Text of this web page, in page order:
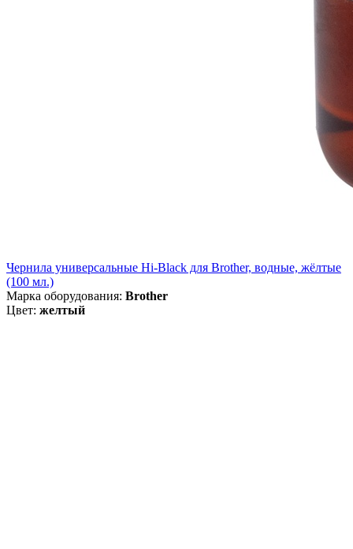
Чернила универсальные Hi-Black для Brother, водные, жёлтые
(100 мл.)
Марка оборудования: Brother
Цвет: желтый